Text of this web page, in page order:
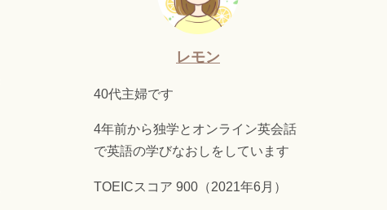
レモン
40代主婦です
4年前から独学とオンライン英会話
で英語の学びなおしをしています
TOEICスコア 900（2021年6月）